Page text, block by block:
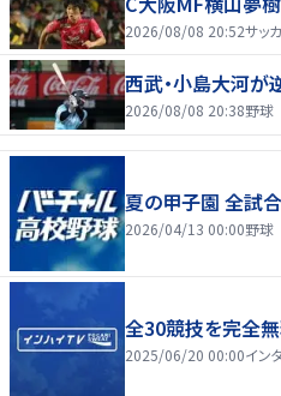
2026/08/08 20:52サッ
西武・小島大河が
2026/08/08 20:38野球
夏の甲子園 全試
2026/04/13 00:00野球
全30競技を完全無
2025/06/20 00:00イン